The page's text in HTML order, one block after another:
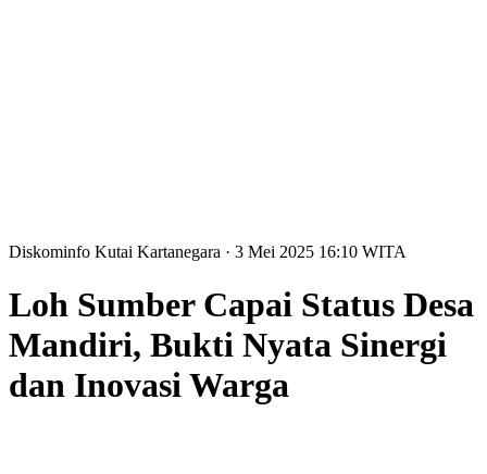
Diskominfo Kutai Kartanegara · 3 Mei 2025 16:10 WITA
Loh Sumber Capai Status Desa
Mandiri, Bukti Nyata Sinergi
dan Inovasi Warga